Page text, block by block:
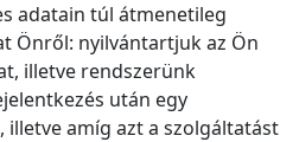
adatain túl átmenetileg
Önről: nyilvántartjuk az Ön
illetve rendszerünk
után egy
amíg azt a szolgáltatást